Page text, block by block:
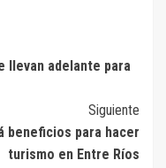
llevan adelante para
Siguiente
beneficios para hacer
turismo en Entre Ríos